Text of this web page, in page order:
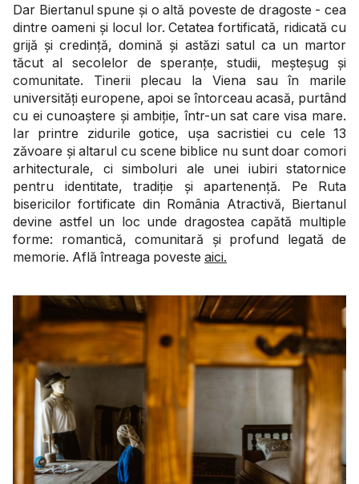
Dar Biertanul spune și o altă poveste de dragoste - cea
dintre oameni și locul lor. Cetatea fortificată, ridicată cu
grijă și credință, domină și astăzi satul ca un martor
tăcut al secolelor de speranțe, studii, meșteșug și
comunitate. Tinerii plecau la Viena sau în marile
universități europene, apoi se întorceau acasă, purtând
cu ei cunoaștere și ambiție, într-un sat care visa mare.
Iar printre zidurile gotice, ușa sacristiei cu cele 13
zăvoare și altarul cu scene biblice nu sunt doar comori
arhitecturale, ci simboluri ale unei iubiri statornice
pentru identitate, tradiție și apartenență. Pe Ruta
bisericilor fortificate din România Atractivă, Biertanul
devine astfel un loc unde dragostea capătă multiple
forme: romantică, comunitară și profund legată de
memorie. Află întreaga poveste aici.